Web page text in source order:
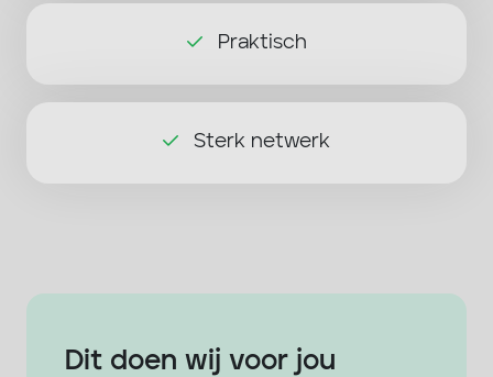
Praktisch
Sterk netwerk
Dit doen wij voor jou